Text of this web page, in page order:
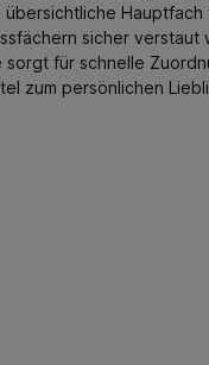
Hauptfach
sicher verstaut
für schnelle
zum persönlichen